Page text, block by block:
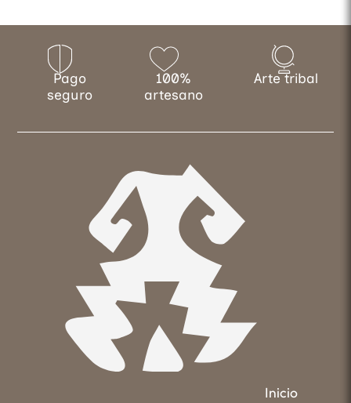
Pago
seguro
100%
artesano
Arte tribal
Inicio